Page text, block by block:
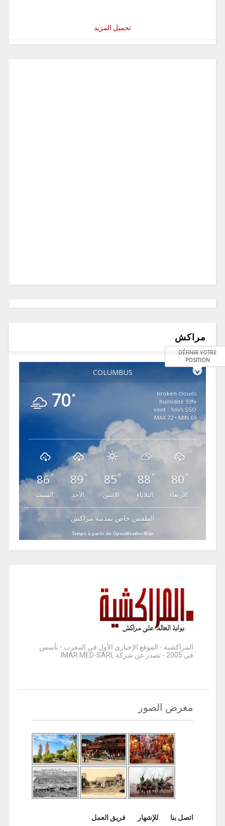
تحميل المزيد
مراكش
COLUMBUS
DÉFINIR VOTRE
POSITION
70°
broken clouds
93% humidité
vent : 1m/s SSO
MAX 72 • MIN 69
86°
السبت
89 °
الأحد
85°
الإثنين
88 °
الثلاثاء
80 °
الأربعاء
الطقس خاص بمدينة مراكش
Temps à partir de OpenWeatherMap
المراكشية - الموقع الإخباري الأول في المغرب - تأسس
في 2005 - تصدر عن شركة IMAR MED-SARL
معرض الصور
اتصل بنا للإشهار فريق العمل